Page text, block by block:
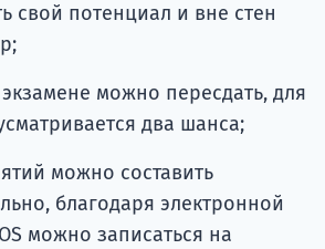
свой потенциал и вне стен
можно пересдать, для
два шанса;
можно составить
благодаря электронной
можно записаться на